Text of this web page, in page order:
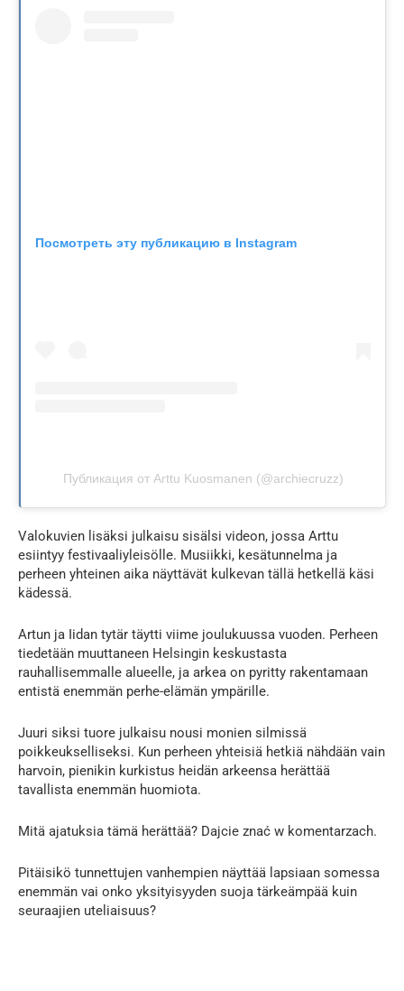
Посмотреть эту публикацию в Instagram
Публикация от Arttu Kuosmanen (@archiecruzz)
Valokuvien lisäksi julkaisu sisälsi videon, jossa Arttu
esiintyy festivaaliyleisölle. Musiikki, kesätunnelma ja
perheen yhteinen aika näyttävät kulkevan tällä hetkellä käsi
kädessä.
Artun ja Iidan tytär täytti viime joulukuussa vuoden. Perheen
tiedetään muuttaneen Helsingin keskustasta
rauhallisemmalle alueelle, ja arkea on pyritty rakentamaan
entistä enemmän perhe-elämän ympärille.
Juuri siksi tuore julkaisu nousi monien silmissä
poikkeukselliseksi. Kun perheen yhteisiä hetkiä nähdään vain
harvoin, pienikin kurkistus heidän arkeensa herättää
tavallista enemmän huomiota.
Mitä ajatuksia tämä herättää? Dajcie znać w komentarzach.
Pitäisikö tunnettujen vanhempien näyttää lapsiaan somessa
enemmän vai onko yksityisyyden suoja tärkeämpää kuin
seuraajien uteliaisuus?